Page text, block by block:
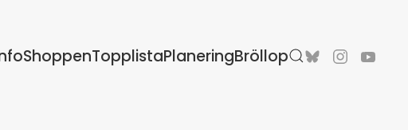
ShoppenTopplistaPlaneringBröllop